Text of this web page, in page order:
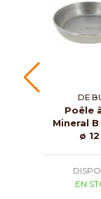
DE
Poêle
Mineral
ø
EN